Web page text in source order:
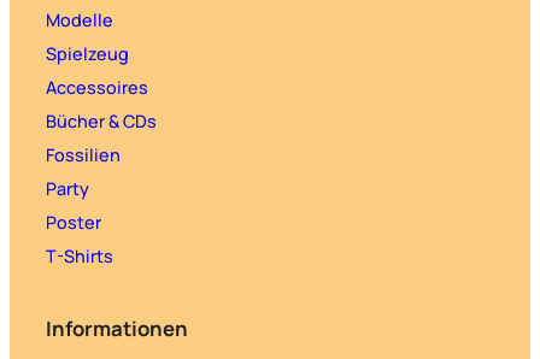
Modelle
Spielzeug
Accessoires
Bücher & CDs
Fossilien
Party
Poster
T-Shirts
Informationen